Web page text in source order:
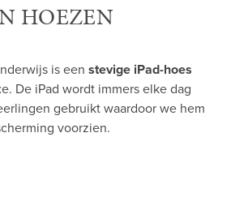
HOEZEN
is een stevige iPad-hoes
De iPad wordt immers elke dag
gebruikt waardoor we hem
voorzien.